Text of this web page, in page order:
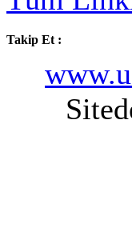
Takip Et :